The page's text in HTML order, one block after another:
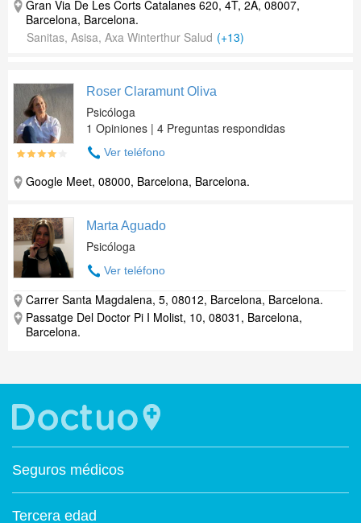
Gran Via De Les Corts Catalanes 620, 4T, 2A, 08007,
Barcelona, Barcelona.
Sanitas, Asisa, Axa Winterthur Salud (+13)
Roser Claramunt Oliva
Psicóloga
1 Opiniones | 4 Preguntas respondidas
Ver teléfono
Google Meet, 08000, Barcelona, Barcelona.
Marta Aguado
Psicóloga
Ver teléfono
Carrer Santa Magdalena, 5, 08012, Barcelona, Barcelona.
Passatge Del Doctor Pi I Molist, 10, 08031, Barcelona,
Barcelona.
Seguros médicos
Tercera edad